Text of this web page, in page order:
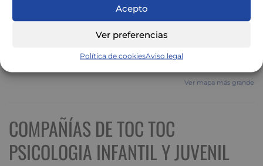
Acepto
Ver preferencias
Política de cookiesAviso legal
Ver mapa más grande
COMPAÑÍAS DE TOC TOC
PSICOLOGIA INFANTIL Y JUVENIL